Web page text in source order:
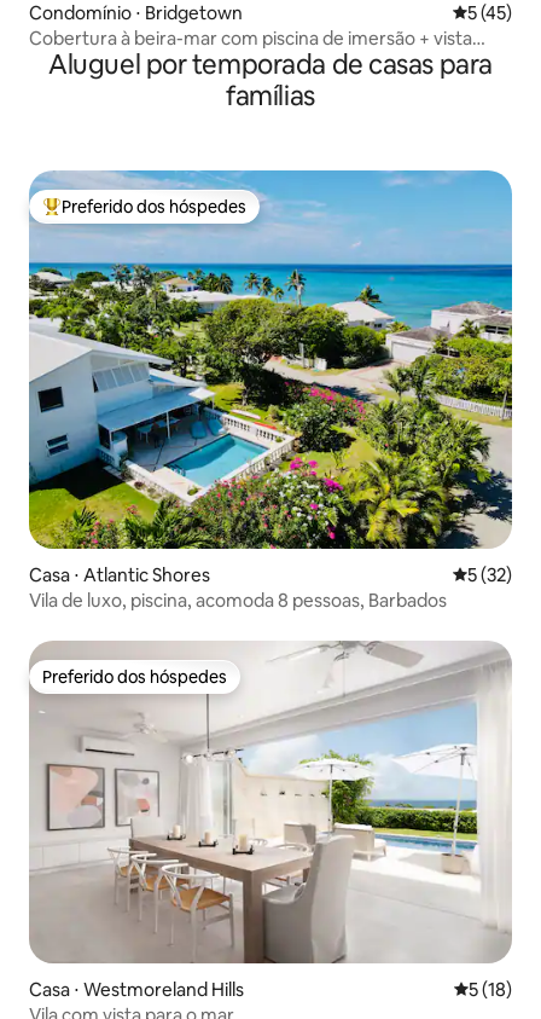
Condomínio ⋅ Bridgetown 5 de uma
5 (45)
Cobertura à beira-mar com piscina de imersão + vista
para o mar
Aluguel por temporada de casas para
famílias
Entre os melhores preferidos dos hóspedes
Preferido dos hóspedes
Casa ⋅ Atlantic Shores 5 de uma
5 (32)
Vila de luxo, piscina, acomoda 8 pessoas, Barbados
Preferido dos hóspedes
Preferido dos hóspedes
Casa ⋅ Westmoreland Hills 5 de uma
5 (18)